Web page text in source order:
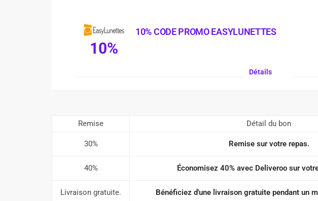
10%
10% CODE PROMO EASYLUNETTES
Détails
Remise Détail du bon
30% Remise sur votre repas.
40% Économisez 40% avec Deliveroo sur
Livraison gratuite. Bénéficiez d'une livraison gratuite pendant un